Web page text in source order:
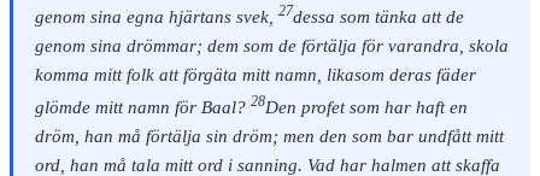
genom sina egna hjärtans svek, 27dessa som tänka att de
genom sina drömmar; dem som de förtälja för varandra, skola
komma mitt folk att förgäta mitt namn, likasom deras fäder
glömde mitt namn för Baal? 28Den profet som har haft en
dröm, han må förtälja sin dröm; men den som bar undfått mitt
ord, han må tala mitt ord i sanning. Vad har halmen att skaffa